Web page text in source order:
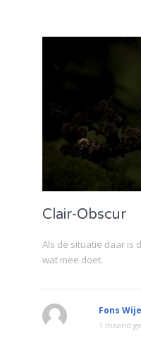
Clair-Obscur
Als de situatie daar is
wat mee doet.
Fons
1 maand